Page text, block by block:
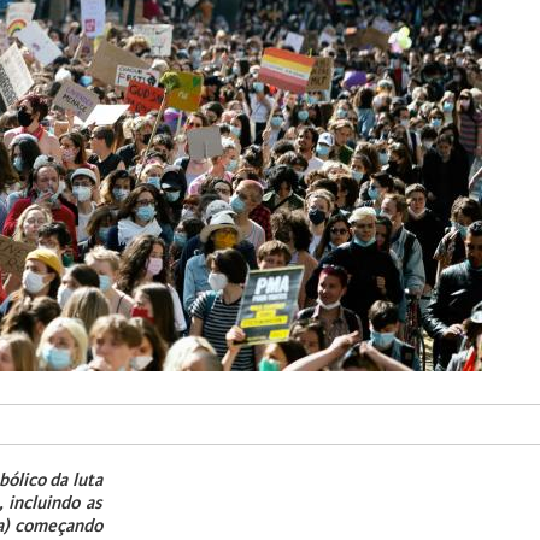
da luta
incluindo as
começando